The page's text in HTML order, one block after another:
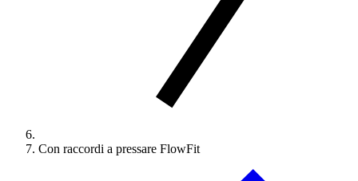
Con raccordi a pressare FlowFit